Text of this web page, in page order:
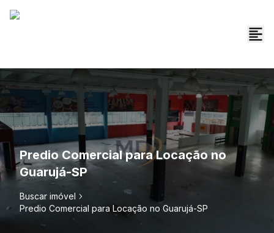
Predio Comercial para Locação no
Guarujá-SP
Buscar imóvel
Predio Comercial para Locação no Guarujá-SP